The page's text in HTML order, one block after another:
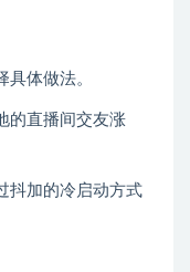
体做法。
的直播间交友涨
抖加的冷启动方式